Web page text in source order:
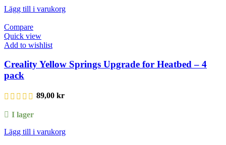
Lägg till i varukorg
Compare
Quick view
Add to wishlist
Creality Yellow Springs Upgrade for Heatbed – 4
pack
89,00 kr
I lager
Lägg till i varukorg